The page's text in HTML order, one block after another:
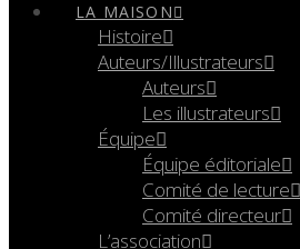
LA MAISON
Histoire
Auteurs/Illustrateurs
Auteurs
Les illustrateurs
Équipe
Équipe éditoriale
Comité de lecture
Comité directeur
L’association